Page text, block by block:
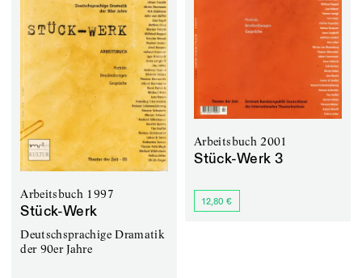
Arbeitsbuch 2001
Stück-Werk 3
12,80 €
Arbeitsbuch 1997
Stück-Werk
Deutschsprachige Dramatik
der 90er Jahre